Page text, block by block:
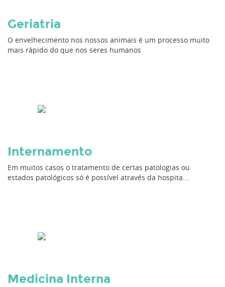
Geriatria
O envelhecimento nos nossos animais é um processo muito
mais rápido do que nos seres humanos
Internamento
Em muitos casos o tratamento de certas patologias ou
estados patológicos só é possível através da hospita...
Medicina Interna